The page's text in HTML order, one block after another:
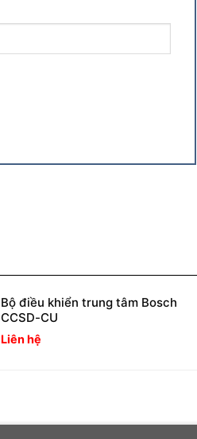
Bộ điều khiển trung tâm Bosch
CCSD-CU
Liên hệ